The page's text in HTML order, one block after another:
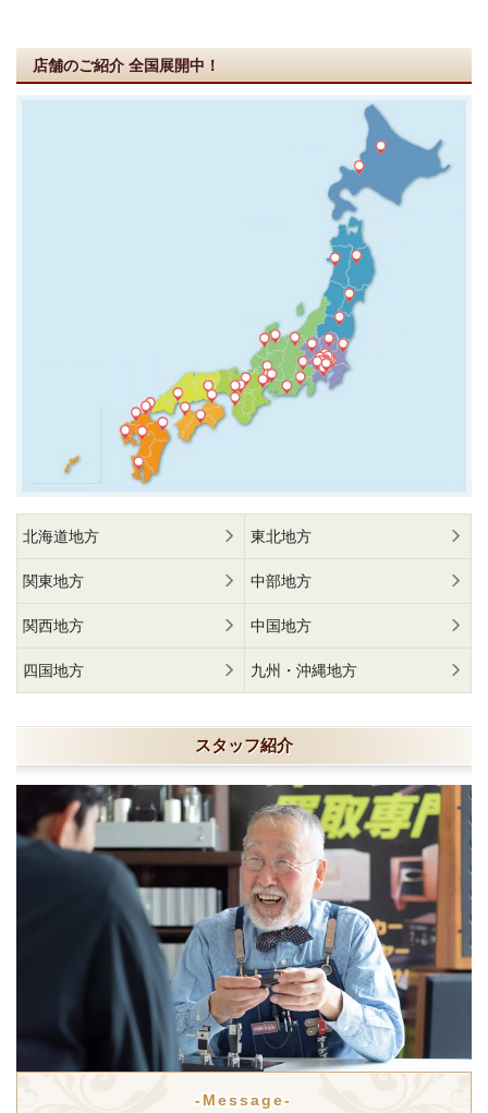
店舗のご紹介 全国展開中！
北海道地方 東北地方
関東地方 中部地方
関西地方 中国地方
四国地方 九州・沖縄地方
スタッフ紹介
-Message-